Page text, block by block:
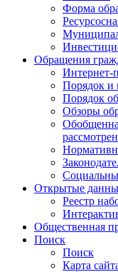
Форма
Обращения
Интернет-
Порядок и
Порядок
Обзоры
Открытые
Реестр
Общественная
Поиск
Поиск
Карта